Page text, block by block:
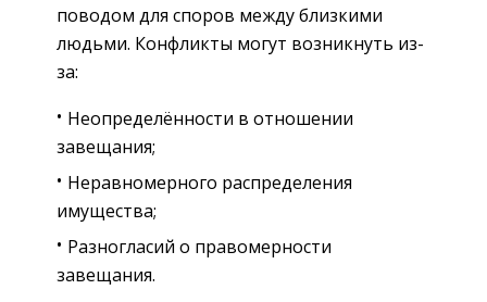
поводом для споров между близкими
людьми. Конфликты могут возникнуть из-
за:
Неопределённости в отношении
завещания;
Неравномерного распределения
имущества;
Разногласий о правомерности
завещания.